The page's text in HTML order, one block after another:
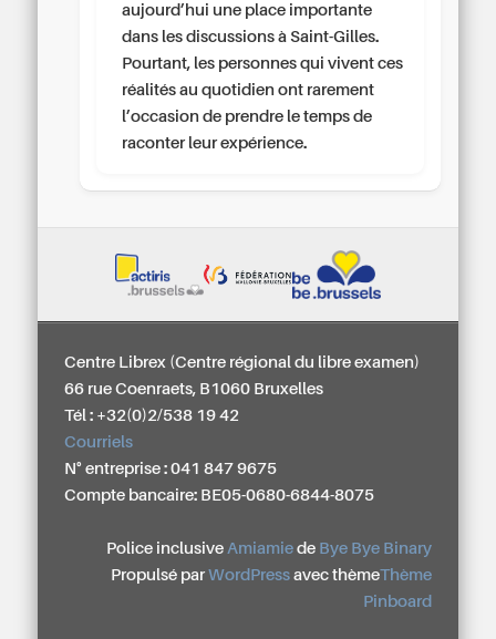
aujourd’hui une place importante
dans les discussions à Saint-Gilles.
Pourtant, les personnes qui vivent ces
réalités au quotidien ont rarement
l’occasion de prendre le temps de
raconter leur expérience.
Centre Librex (Centre régional du libre examen)
66 rue Coenraets, B1060 Bruxelles
Tél : +32(0)2/538 19 42
Courriels
N° entreprise : 041 847 9675
Compte bancaire: BE05-0680-6844-8075
Police inclusive Amiamiede Bye Bye Binary
Propulsé par WordPressavec thèmeThème
Pinboard